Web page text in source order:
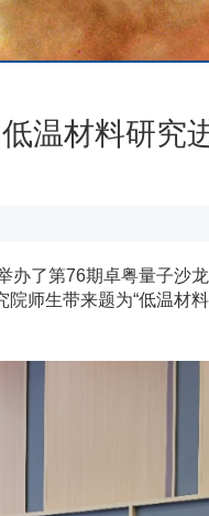
温材料研究
了第76期卓粤量子沙
师生带来题为“低温材